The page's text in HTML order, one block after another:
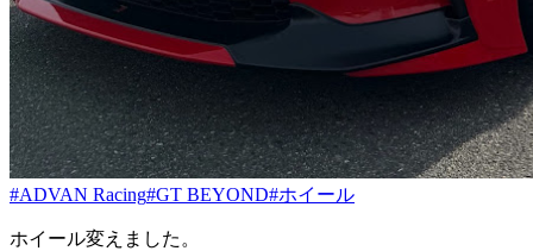
#ADVAN Racing#GT BEYOND#ホイール
ホイール変えました。